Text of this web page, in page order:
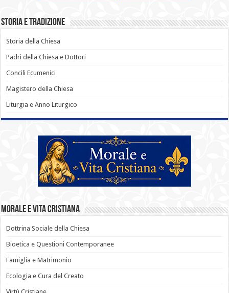
Storia e Tradizione
Storia della Chiesa
Padri della Chiesa e Dottori
Concili Ecumenici
Magistero della Chiesa
Liturgia e Anno Liturgico
Morale e Vita Cristiana
Dottrina Sociale della Chiesa
Bioetica e Questioni Contemporanee
Famiglia e Matrimonio
Ecologia e Cura del Creato